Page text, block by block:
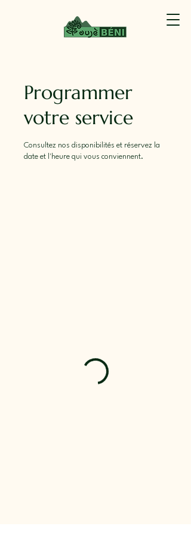
Programmer
votre service
Consultez nos disponibilités et réservez la
date et l'heure qui vous conviennent.